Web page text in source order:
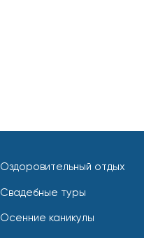
Оздоровительный отдых
Свадебные туры
Осенние каникулы